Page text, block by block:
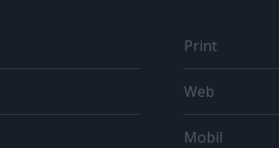
Print
Web
Mobil